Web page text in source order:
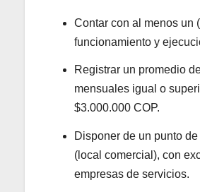
Contar con al menos un
funcionamiento y
Registrar un promedio
mensuales igual o
$3.000.000 COP.
Disponer de un punto
(local comercial), con
empresas de servicios.